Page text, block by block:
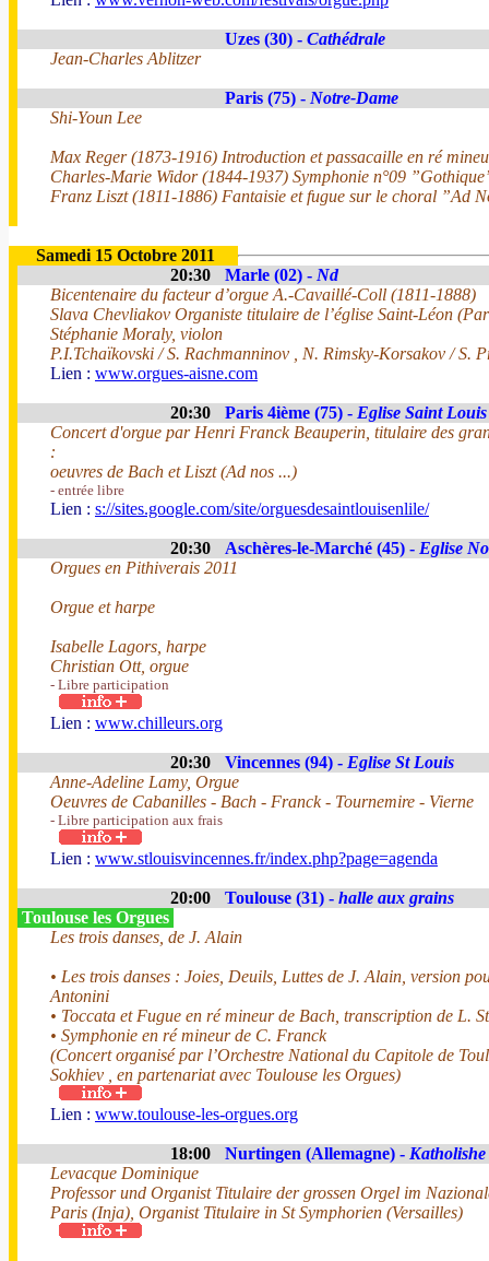
Uzes (30) - Cathédrale
Jean-Charles Ablitzer
Paris (75) - Notre-Dame
Shi-Youn Lee
Max Reger (1873-1916) Introduction et passacaille en ré
Charles-Marie Widor (1844-1937) Symphonie n°09
Franz Liszt (1811-1886) Fantaisie et fugue sur le choral ”Ad
Samedi 15 Octobre 2011
20:30
Marle (02) - Nd
Bicentenaire du facteur d’orgue A.-Cavaillé-Coll (1811-1888)
Slava Chevliakov Organiste titulaire de l’église Saint-Léon
Stéphanie Moraly, violon
P.I.Tchaïkovski / S. Rachmanninov , N. Rimsky-Korsakov / S.
Lien : www.orgues-aisne.com
20:30 Paris 4ième (75) - Eglise Saint
Concert d'orgue par Henri Franck Beauperin, titulaire des
:
oeuvres de Bach et Liszt (Ad nos ...)
- entrée libre
Lien : s://sites.google.com/site/orguesdesaintlouisenlile/
20:30 Aschères-le-Marché (45) - Eglise
Orgues en Pithiverais 2011
Orgue et harpe
Isabelle Lagors, harpe
Christian Ott, orgue
- Libre participation
Lien : www.chilleurs.org
20:30 Vincennes (94) - Eglise St Louis
Anne-Adeline Lamy, Orgue
Oeuvres de Cabanilles - Bach - Franck - Tournemire - Vierne
- Libre participation aux frais
Lien : www.stlouisvincennes.fr/index.php?page=agenda
20:00 Toulouse (31) - halle aux grains
Toulouse les Orgues
Les trois danses, de J. Alain
• Les trois danses : Joies, Deuils, Luttes de J. Alain, version
Antonini
• Toccata et Fugue en ré mineur de Bach, transcription de L.
• Symphonie en ré mineur de C. Franck
(Concert organisé par l’Orchestre National du Capitole de
Sokhiev , en partenariat avec Toulouse les Orgues)
Lien : www.toulouse-les-orgues.org
18:00 Nurtingen (Allemagne) -
Levacque Dominique
Professor und Organist Titulaire der grossen Orgel im
Paris (Inja), Organist Titulaire in St Symphorien (Versailles)